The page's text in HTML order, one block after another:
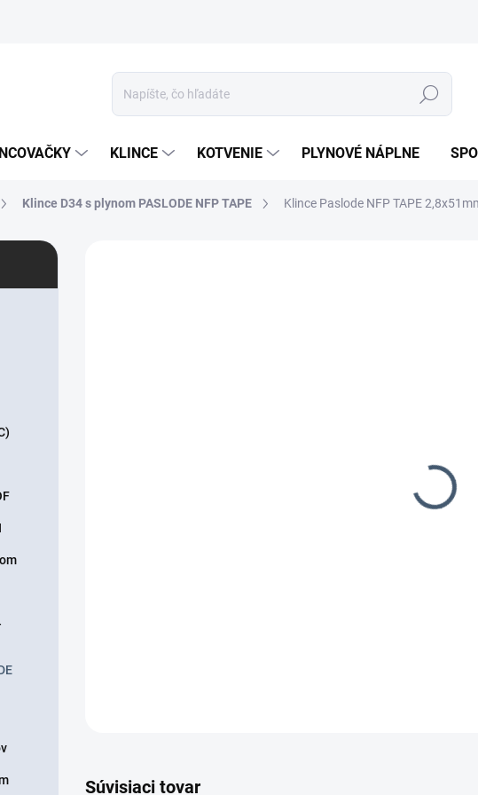
Hľadať
KLINCE KOTVENIE PLYNOVÉ NÁPLNE
Klince D34 s plynom PASLODE NFP TAPE Klince Paslode NFP TAPE
Súvisiaci tovar